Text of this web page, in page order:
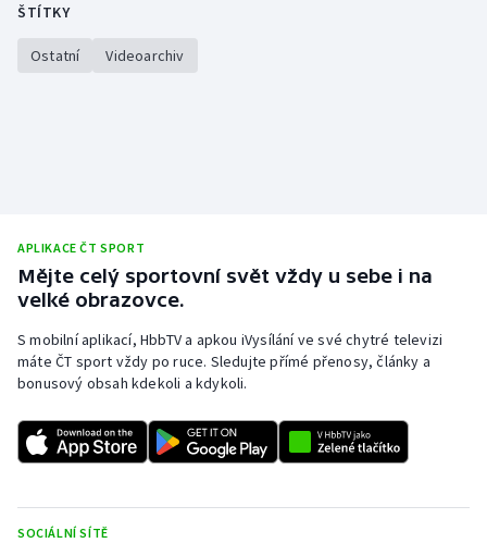
Gymnastika
Krasobruslení
Lezení
Lyže a snowboard
Moderní pětiboj
Motorsport
Olympijské hry
ŠTÍTKY
Ostatní Videoarchiv
APLIKACE ČT SPORT
Mějte celý sportovní svět vždy u sebe i na
velké obrazovce.
S mobilní aplikací, HbbTV a apkou iVysílání ve své chytré televizi
máte ČT sport vždy po ruce. Sledujte přímé přenosy, články a
bonusový obsah kdekoli a kdykoli.
SOCIÁLNÍ SÍTĚ